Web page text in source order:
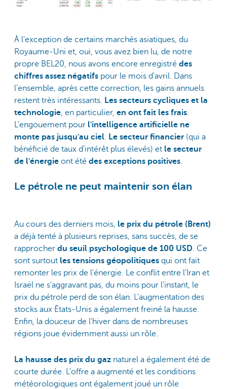
À l'exception de certains marchés asiatiques, du
Royaume-Uni et, oui, vous avez bien lu, de notre
propre BEL20, nous avons encore enregistré des
chiffres assez négatifs pour le mois d'avril. Dans
l'ensemble, après cette correction, les gains annuels
restent très intéressants. Les secteurs cycliques et la
technologie, en particulier, en ont fait les frais.
L'engouement pour l'intelligence artificielle ne
monte pas jusqu'au ciel. Le secteur financier (qui a
bénéficié de taux d'intérêt plus élevés) et le secteur
de l'énergie ont été des exceptions positives.
Le pétrole ne peut maintenir son élan
Au cours des derniers mois, le prix du pétrole (Brent)
a déjà tenté à plusieurs reprises, sans succès, de se
rapprocher du seuil psychologique de 100 USD. Ce
sont surtout les tensions géopolitiques qui ont fait
remonter les prix de l'énergie. Le conflit entre l'Iran et
Israël ne s'aggravant pas, du moins pour l'instant, le
prix du pétrole perd de son élan. L'augmentation des
stocks aux États-Unis a également freiné la hausse.
Enfin, la douceur de l'hiver dans de nombreuses
régions joue évidemment aussi un rôle.
La hausse des prix du gaz naturel a également été de
courte durée. L'offre a augmenté et les conditions
météorologiques ont également joué un rôle